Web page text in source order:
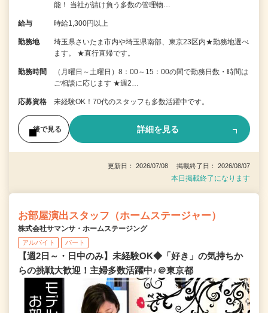
能！ 当社が請け負う多数の管理物…
給与 時給1,300円以上
勤務地
埼玉県さいたま市内や埼玉県南部、東京23区内★勤務地選べ
ます。 ★直行直帰です。
勤務時間
（月曜日～土曜日）8：00～15：00の間で勤務日数・時間は
ご相談に応じます ★週2…
応募資格 未経験OK！70代のスタッフも多数活躍中です。
後で見る 詳細を見る
更新日： 2026/07/08 掲載終了日： 2026/08/07
本日掲載終了になります
お部屋演出スタッフ（ホームステージャー）
株式会社サマンサ・ホームステージング
アルバイト パート
【週2日～・日中のみ】未経験OK◆「好き」の気持ちか
らの挑戦大歓迎！主婦多数活躍中♪＠東京都